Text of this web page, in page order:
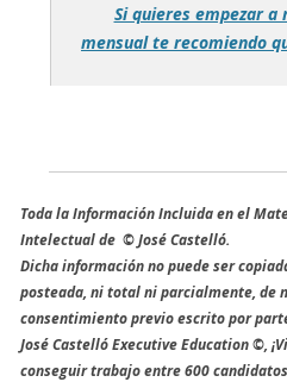
Si quieres empezar
mensual te recomiendo
Toda la Información Incluida en el
Intelectual de © José Castelló.
Dicha información no puede ser
posteada, ni total ni parcialmente, de
consentimiento previo escrito por
José Castelló Executive Education ©,
conseguir trabajo entre 600